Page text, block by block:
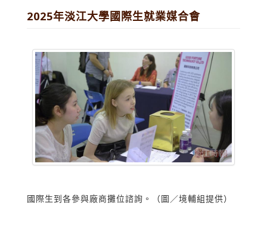
2025年淡江大學國際生就業媒合會
國際生到各參與廠商攤位諮詢。（圖／境輔組提供）